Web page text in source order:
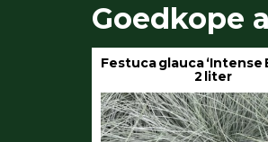
Goedkope
Geranium ‘Rozanne’